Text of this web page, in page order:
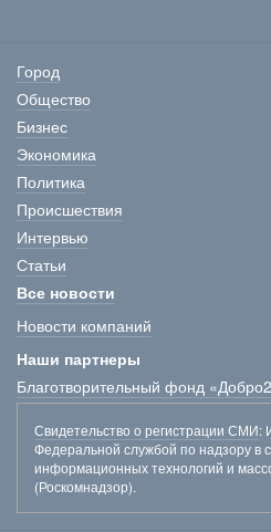
Город
Общество
Бизнес
Экономика
Политика
Происшествия
Интервью
Статьи
Все новости
Новости компаний
Наши партнеры
Благотворительный фонд
Свидетельство о регистрации СМИ:
Федеральной службой по надзору в
информационных технологий и
(Роскомнадзор).